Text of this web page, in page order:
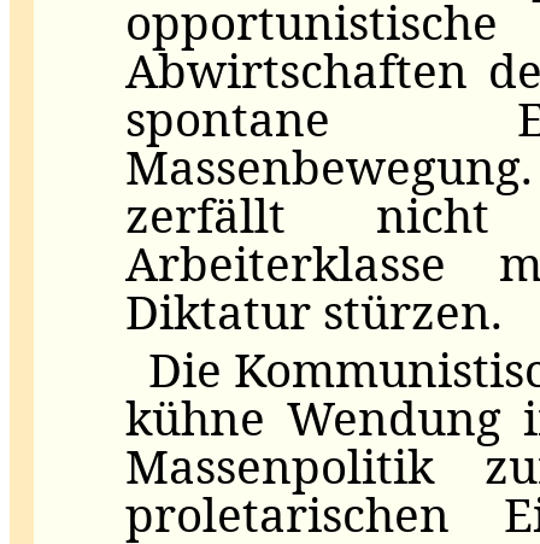
Abwirtschaften
spontane
zerfällt
Arbeiterklasse
Diktatur stürzen.
Die
kühne
Massenpolitik
proletarischen